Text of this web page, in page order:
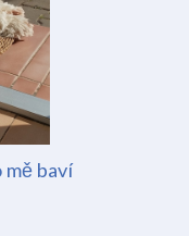
baví